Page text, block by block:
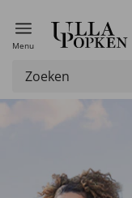
Menu